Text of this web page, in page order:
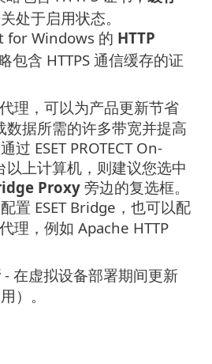
处于启用状态。
for Windows 的 HTTP
包含 HTTPS 通信缓存的证
理，可以为产品更新节省
据所需的许多带宽并提高
过 ESET PROTECT On-
以上计算机，则建议您选中
Proxy 旁边的复选框。
置 ESET Bridge，也可以配
理，例如 Apache HTTP
- 在虚拟设备部署期间更新
）。